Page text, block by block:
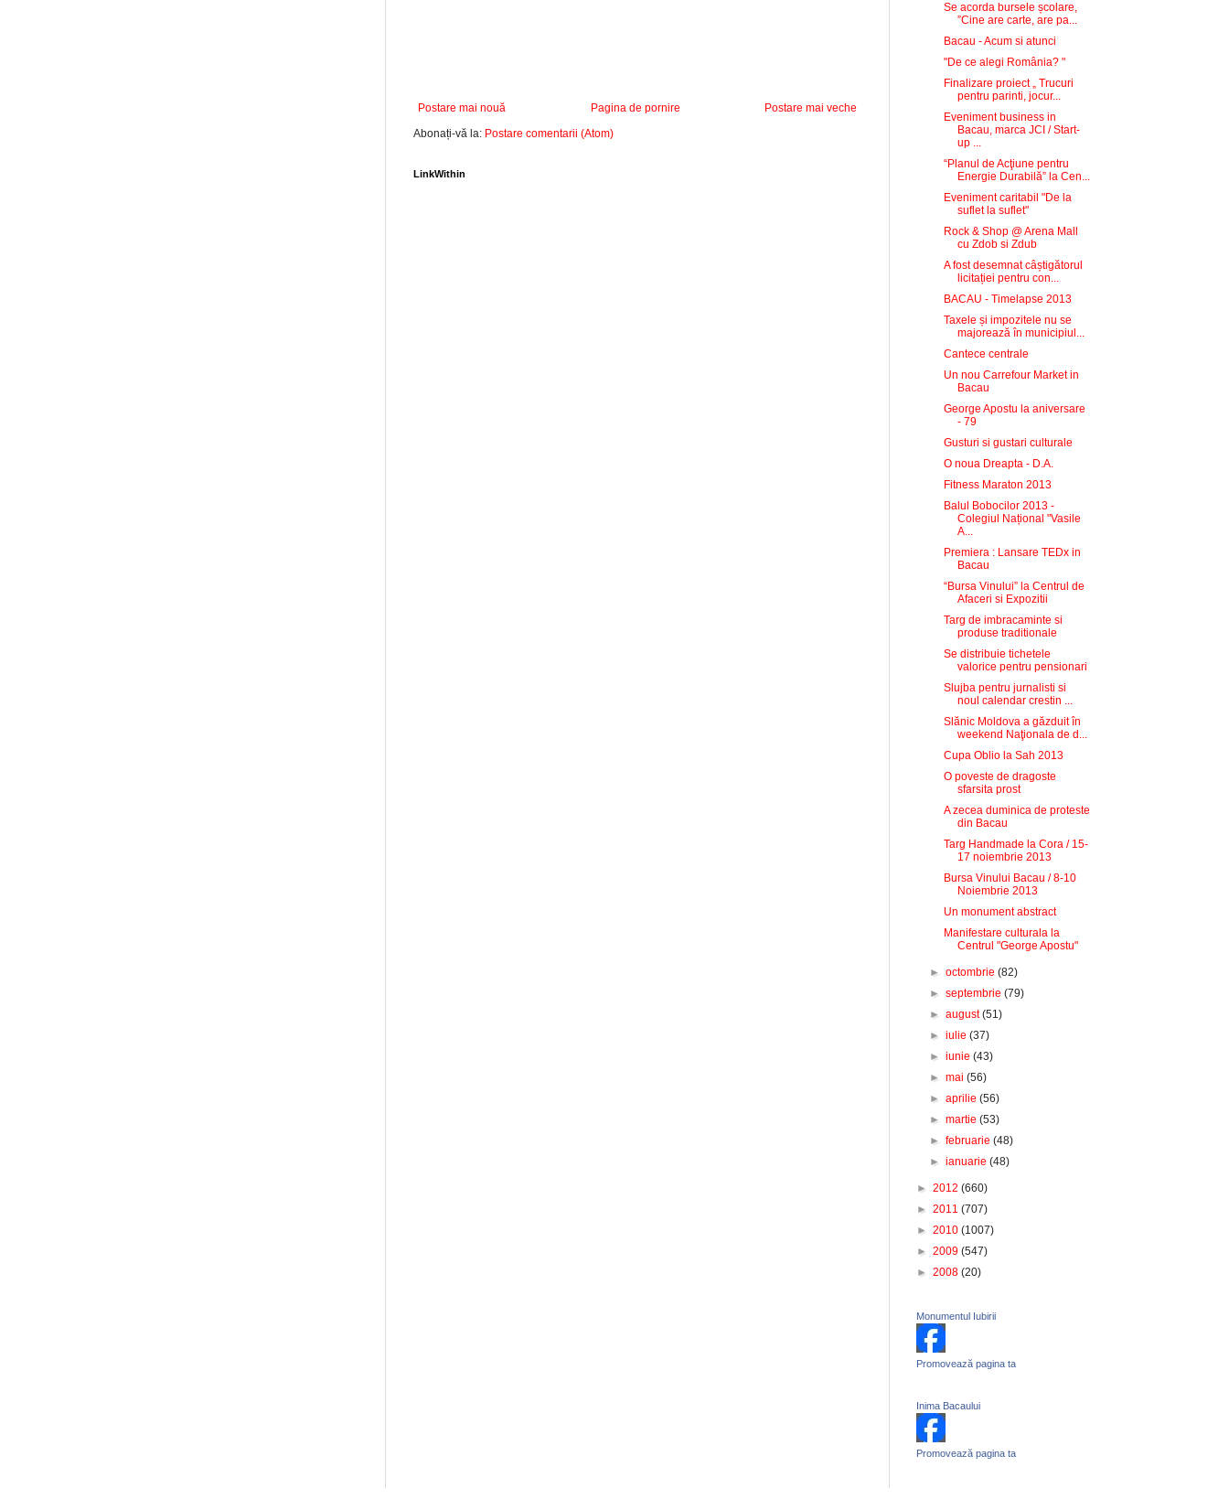
Postare mai nouă Postare mai veche
Pagina de pornire
Abonați-vă la: Postare comentarii (Atom)
LinkWithin
Se acorda bursele școlare,
”Cine are carte, are pa...
Bacau - Acum si atunci
"De ce alegi România? "
Finalizare proiect „ Trucuri
pentru parinti, jocur...
Eveniment business in
Bacau, marca JCI / Start-
up ...
“Planul de Acţiune pentru
Energie Durabilă” la Cen...
Eveniment caritabil "De la
suflet la suflet"
Rock & Shop @ Arena Mall
cu Zdob si Zdub
A fost desemnat câștigătorul
licitației pentru con...
BACAU - Timelapse 2013
Taxele și impozitele nu se
majorează în municipiul...
Cantece centrale
Un nou Carrefour Market in
Bacau
George Apostu la aniversare
- 79
Gusturi si gustari culturale
O noua Dreapta - D.A.
Fitness Maraton 2013
Balul Bobocilor 2013 -
Colegiul Național "Vasile
A...
Premiera : Lansare TEDx in
Bacau
“Bursa Vinului” la Centrul de
Afaceri si Expozitii
Targ de imbracaminte si
produse traditionale
Se distribuie tichetele
valorice pentru pensionari
Slujba pentru jurnalisti si
noul calendar crestin ...
Slănic Moldova a găzduit în
weekend Naţionala de d...
Cupa Oblio la Sah 2013
O poveste de dragoste
sfarsita prost
A zecea duminica de proteste
din Bacau
Targ Handmade la Cora / 15-
17 noiembrie 2013
Bursa Vinului Bacau / 8-10
Noiembrie 2013
Un monument abstract
Manifestare culturala la
Centrul "George Apostu"
►octombrie(82)
►septembrie(79)
►august(51)
►iulie(37)
►iunie(43)
►mai(56)
►aprilie(56)
►martie(53)
►februarie(48)
►ianuarie(48)
► 2012 (660)
► 2011 (707)
► 2010 (1007)
► 2009 (547)
► 2008 (20)
Monumentul Iubirii
Promovează pagina ta
Inima Bacaului
Promovează pagina ta